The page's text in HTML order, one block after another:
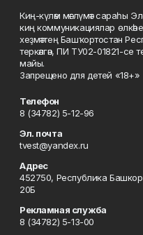
Киң-күләм мәғлүмәт сараһы
киң коммуникациялар
хеҙмәттең Башҡортостан
теркәлгән, ПИ ТУ02-01821-се
майы.
Запрещено для детей «18+»
Телефон
8 (34782) 5-12-96
Эл. почта
tvest@yandex.ru
Адрес
452750, Республика
20Б
Рекламная служба
8 (34782) 5-13-00